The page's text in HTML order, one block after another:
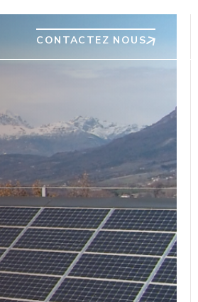
de vos toitures et parkings est
opportunité à saisir.
agricole grâce à un projet
à apporter des services concrets
au travers de tous ses projets
de culture.
ces opportunités avec
agricole, afin de perfectionner
Rejoignez-nous !
CONTACTEZ NOUS